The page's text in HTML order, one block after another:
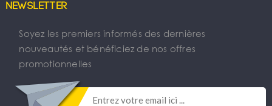
Newsletter
Soyez les premiers informés des dernières
nouveautés et bénéficiez de nos offres
promotionnelles